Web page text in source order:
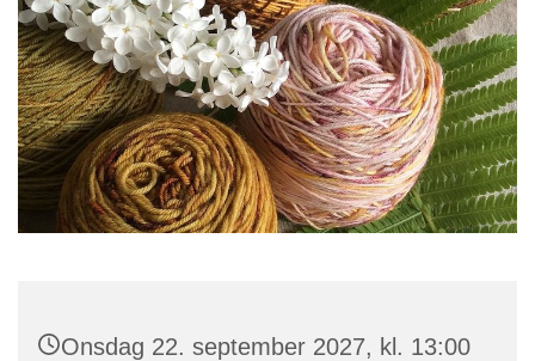
Onsdag 22. september 2027, kl. 13:00